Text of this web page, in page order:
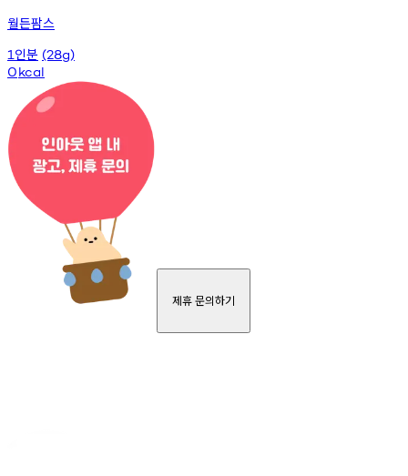
월든팜스
1 인분 (28g)
0kcal
제휴 문의하기